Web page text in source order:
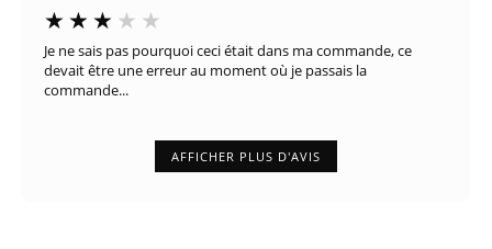
Je ne sais pas pourquoi ceci était dans ma commande, ce
devait être une erreur au moment où je passais la
commande...
AFFICHER PLUS D'AVIS